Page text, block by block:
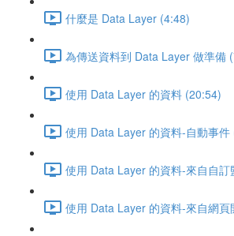
什麼是 Data Layer (4:48)
為傳送資料到 Data Layer 做準備
使用 Data Layer 的資料 (20:54)
使用 Data Layer 的資料-自動事件
使用 Data Layer 的資料-來自自訂
使用 Data Layer 的資料-來自網頁